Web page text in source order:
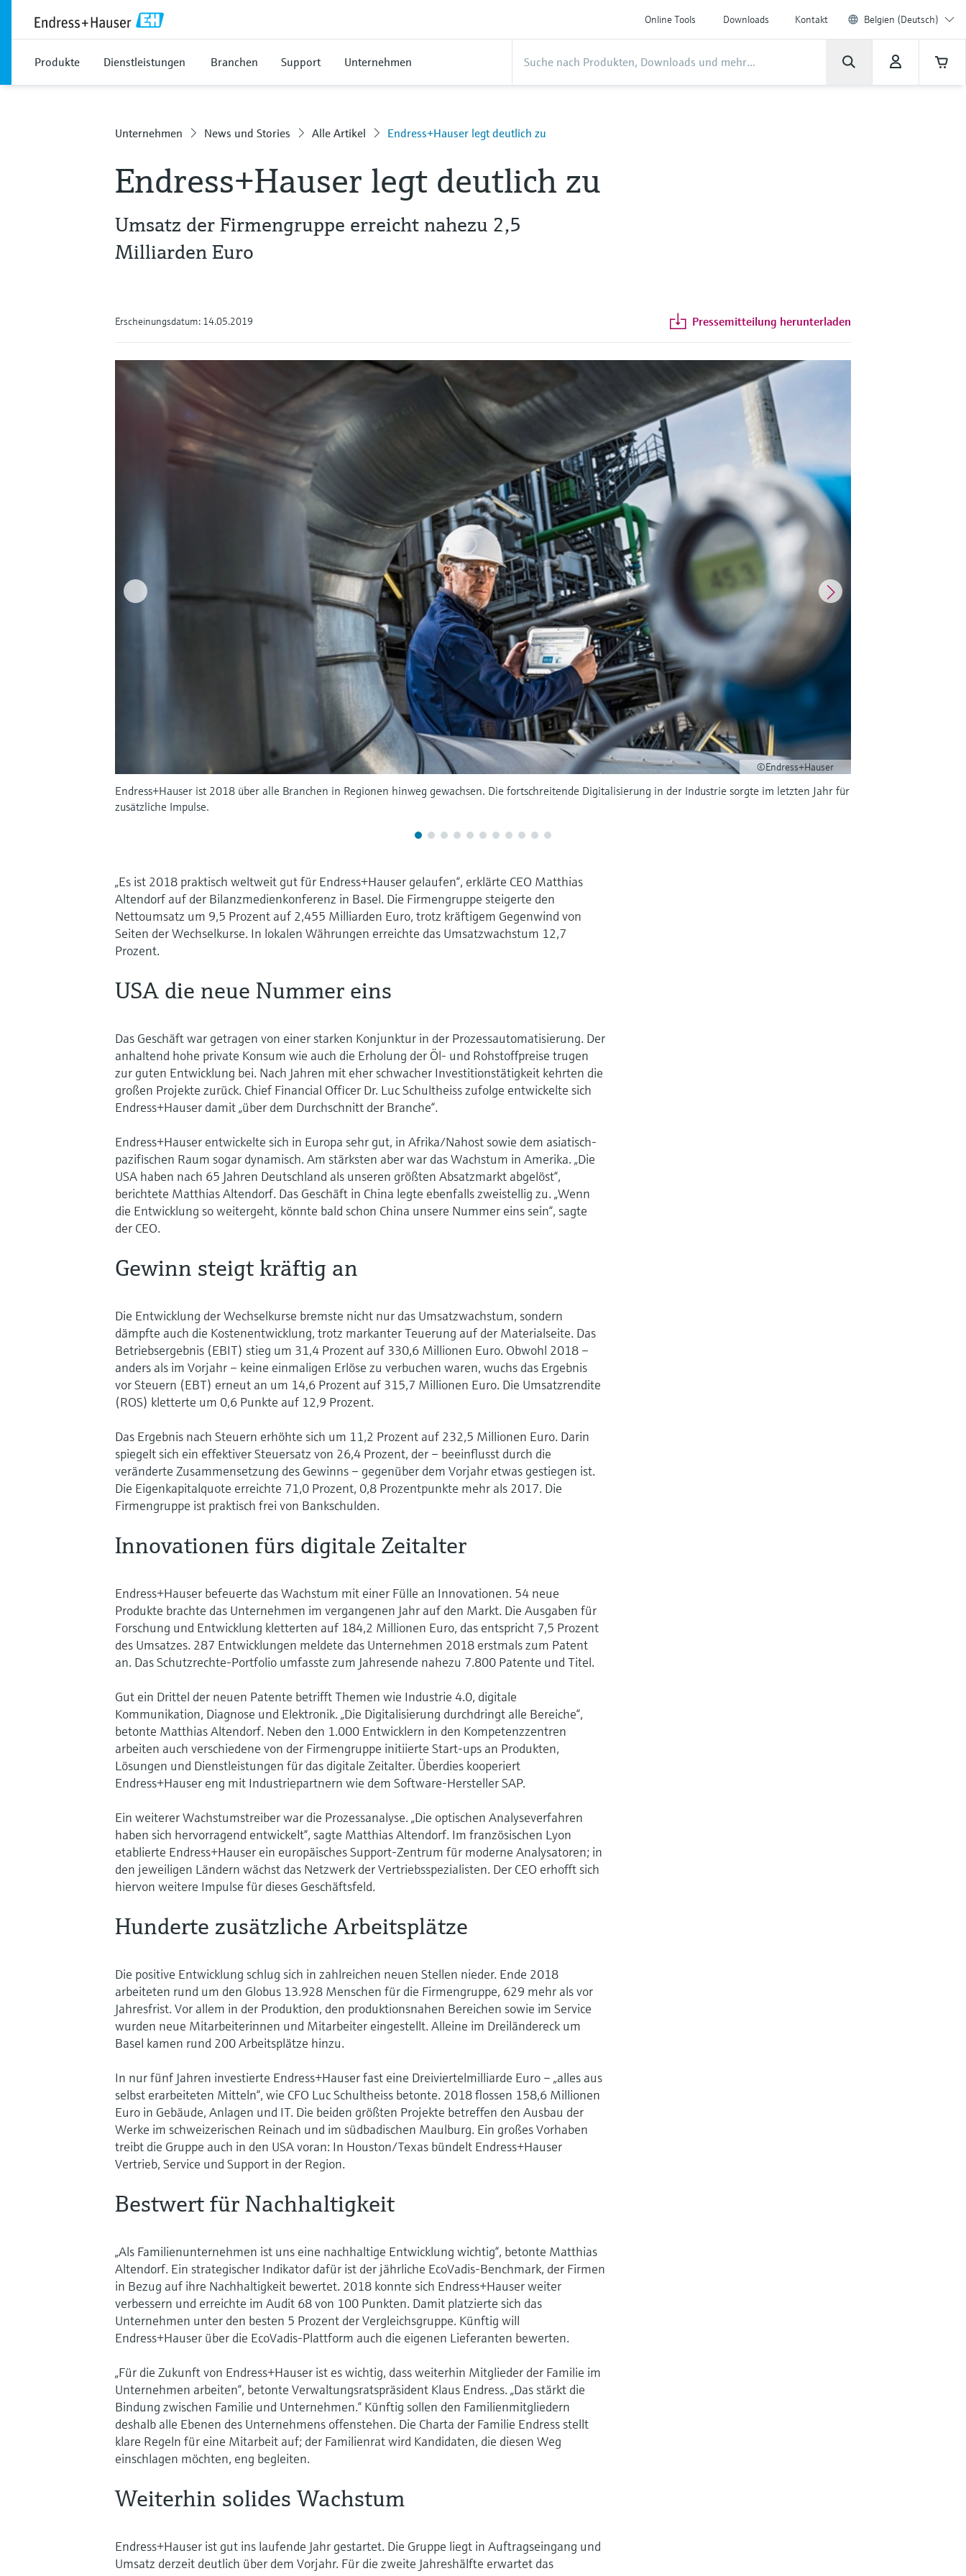
Online Tools Downloads Kontakt Belgien (Deutsch)
Produkte Dienstleistungen Branchen Support Unternehmen
Unternehmen News und Stories Alle Artikel Endress+Hauser legt deutlich zu
Endress+Hauser legt deutlich zu
Umsatz der Firmengruppe erreicht nahezu 2,5
Milliarden Euro
Erscheinungsdatum: 14.05.2019 Pressemitteilung herunterladen
©Endress+Hauser
Endress+Hauser ist 2018 über alle Branchen in Regionen hinweg gewachsen. Die fortschreitende Digitalisierung in der Industrie sorgte im letzten Jahr für
zusätzliche Impulse.
„Es ist 2018 praktisch weltweit gut für Endress+Hauser gelaufen“, erklärte CEO Matthias
Altendorf auf der Bilanzmedienkonferenz in Basel. Die Firmengruppe steigerte den
Nettoumsatz um 9,5 Prozent auf 2,455 Milliarden Euro, trotz kräftigem Gegenwind von
Seiten der Wechselkurse. In lokalen Währungen erreichte das Umsatzwachstum 12,7
Prozent.
USA die neue Nummer eins
Das Geschäft war getragen von einer starken Konjunktur in der Prozessautomatisierung. Der
anhaltend hohe private Konsum wie auch die Erholung der Öl- und Rohstoffpreise trugen
zur guten Entwicklung bei. Nach Jahren mit eher schwacher Investitionstätigkeit kehrten die
großen Projekte zurück. Chief Financial Officer Dr. Luc Schultheiss zufolge entwickelte sich
Endress+Hauser damit „über dem Durchschnitt der Branche“.
Endress+Hauser entwickelte sich in Europa sehr gut, in Afrika/Nahost sowie dem asiatisch-
pazifischen Raum sogar dynamisch. Am stärksten aber war das Wachstum in Amerika. „Die
USA haben nach 65 Jahren Deutschland als unseren größten Absatzmarkt abgelöst“,
berichtete Matthias Altendorf. Das Geschäft in China legte ebenfalls zweistellig zu. „Wenn
die Entwicklung so weitergeht, könnte bald schon China unsere Nummer eins sein“, sagte
der CEO.
Gewinn steigt kräftig an
Die Entwicklung der Wechselkurse bremste nicht nur das Umsatzwachstum, sondern
dämpfte auch die Kostenentwicklung, trotz markanter Teuerung auf der Materialseite. Das
Betriebsergebnis (EBIT) stieg um 31,4 Prozent auf 330,6 Millionen Euro. Obwohl 2018 –
anders als im Vorjahr – keine einmaligen Erlöse zu verbuchen waren, wuchs das Ergebnis
vor Steuern (EBT) erneut an um 14,6 Prozent auf 315,7 Millionen Euro. Die Umsatzrendite
(ROS) kletterte um 0,6 Punkte auf 12,9 Prozent.
Das Ergebnis nach Steuern erhöhte sich um 11,2 Prozent auf 232,5 Millionen Euro. Darin
spiegelt sich ein effektiver Steuersatz von 26,4 Prozent, der – beeinflusst durch die
veränderte Zusammensetzung des Gewinns – gegenüber dem Vorjahr etwas gestiegen ist.
Die Eigenkapitalquote erreichte 71,0 Prozent, 0,8 Prozentpunkte mehr als 2017. Die
Firmengruppe ist praktisch frei von Bankschulden.
Innovationen fürs digitale Zeitalter
Endress+Hauser befeuerte das Wachstum mit einer Fülle an Innovationen. 54 neue
Produkte brachte das Unternehmen im vergangenen Jahr auf den Markt. Die Ausgaben für
Forschung und Entwicklung kletterten auf 184,2 Millionen Euro, das entspricht 7,5 Prozent
des Umsatzes. 287 Entwicklungen meldete das Unternehmen 2018 erstmals zum Patent
an. Das Schutzrechte-Portfolio umfasste zum Jahresende nahezu 7.800 Patente und Titel.
Gut ein Drittel der neuen Patente betrifft Themen wie Industrie 4.0, digitale
Kommunikation, Diagnose und Elektronik. „Die Digitalisierung durchdringt alle Bereiche“,
betonte Matthias Altendorf. Neben den 1.000 Entwicklern in den Kompetenzzentren
arbeiten auch verschiedene von der Firmengruppe initiierte Start-ups an Produkten,
Lösungen und Dienstleistungen für das digitale Zeitalter. Überdies kooperiert
Endress+Hauser eng mit Industriepartnern wie dem Software-Hersteller SAP.
Ein weiterer Wachstumstreiber war die Prozessanalyse. „Die optischen Analyseverfahren
haben sich hervorragend entwickelt“, sagte Matthias Altendorf. Im französischen Lyon
etablierte Endress+Hauser ein europäisches Support-Zentrum für moderne Analysatoren; in
den jeweiligen Ländern wächst das Netzwerk der Vertriebsspezialisten. Der CEO erhofft sich
hiervon weitere Impulse für dieses Geschäftsfeld.
Hunderte zusätzliche Arbeitsplätze
Die positive Entwicklung schlug sich in zahlreichen neuen Stellen nieder. Ende 2018
arbeiteten rund um den Globus 13.928 Menschen für die Firmengruppe, 629 mehr als vor
Jahresfrist. Vor allem in der Produktion, den produktionsnahen Bereichen sowie im Service
wurden neue Mitarbeiterinnen und Mitarbeiter eingestellt. Alleine im Dreiländereck um
Basel kamen rund 200 Arbeitsplätze hinzu.
In nur fünf Jahren investierte Endress+Hauser fast eine Dreiviertelmilliarde Euro – „alles aus
selbst erarbeiteten Mitteln“, wie CFO Luc Schultheiss betonte. 2018 flossen 158,6 Millionen
Euro in Gebäude, Anlagen und IT. Die beiden größten Projekte betreffen den Ausbau der
Werke im schweizerischen Reinach und im südbadischen Maulburg. Ein großes Vorhaben
treibt die Gruppe auch in den USA voran: In Houston/Texas bündelt Endress+Hauser
Vertrieb, Service und Support in der Region.
Bestwert für Nachhaltigkeit
„Als Familienunternehmen ist uns eine nachhaltige Entwicklung wichtig“, betonte Matthias
Altendorf. Ein strategischer Indikator dafür ist der jährliche EcoVadis-Benchmark, der Firmen
in Bezug auf ihre Nachhaltigkeit bewertet. 2018 konnte sich Endress+Hauser weiter
verbessern und erreichte im Audit 68 von 100 Punkten. Damit platzierte sich das
Unternehmen unter den besten 5 Prozent der Vergleichsgruppe. Künftig will
Endress+Hauser über die EcoVadis-Plattform auch die eigenen Lieferanten bewerten.
„Für die Zukunft von Endress+Hauser ist es wichtig, dass weiterhin Mitglieder der Familie im
Unternehmen arbeiten“, betonte Verwaltungsratspräsident Klaus Endress. „Das stärkt die
Bindung zwischen Familie und Unternehmen.“ Künftig sollen den Familienmitgliedern
deshalb alle Ebenen des Unternehmens offenstehen. Die Charta der Familie Endress stellt
klare Regeln für eine Mitarbeit auf; der Familienrat wird Kandidaten, die diesen Weg
einschlagen möchten, eng begleiten.
Weiterhin solides Wachstum
Endress+Hauser ist gut ins laufende Jahr gestartet. Die Gruppe liegt in Auftragseingang und
Umsatz derzeit deutlich über dem Vorjahr. Für die zweite Jahreshälfte erwartet das